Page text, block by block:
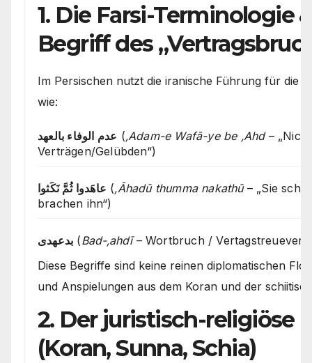
1. Die Farsi-Terminologie
Begriff des
Im Persischen nutzt die iranische Führung für die
wie:
عدم الوفاء بالعهد (‚Adam-e Wafā-ye be ‚Ahd–
Verträgen/Gelübden“)
عاهَدوا ثُمَّ نَكَثوا (‚Āhadū thumma nakathū– „Sie
brachen ihn“)
بدعهدی (Bad-‚ahdī– Wortbruch /
Diese Begriffe sind keine reinen diplomatischen
und Anspielungen aus dem Koran und der
2. Der juristisch-religiöse
(Koran, Sunna, Schia)